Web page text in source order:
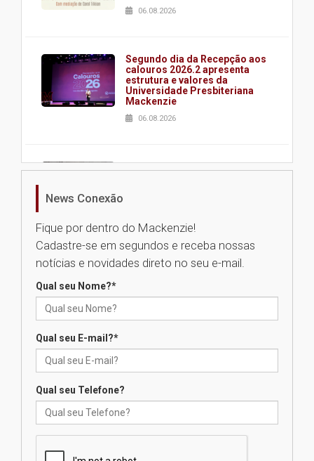
06.08.2026
Segundo dia da Recepção aos
calouros 2026.2 apresenta
estrutura e valores da
Universidade Presbiteriana
Mackenzie
06.08.2026
Nova apresentação do Centro
Universidade Mackenzie
realizará nova edição da Feira
das novas tecnologias em
calouros do segundo semestre
News Conexão
Fique por dentro do Mackenzie!
Cadastre-se em segundos e receba nossas
notícias e novidades direto no seu e-mail.
Qual seu Nome?*
Qual seu E-mail?*
Qual seu Telefone?